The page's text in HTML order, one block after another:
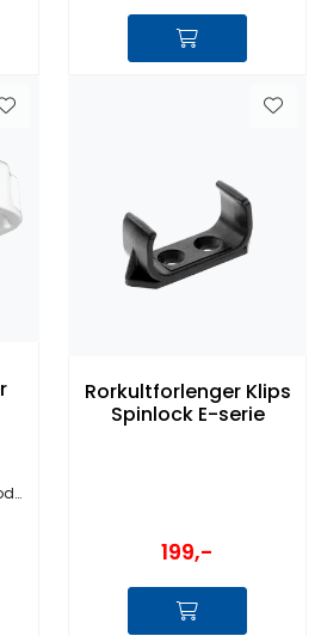
Rorkultforlenger Klips
Spinlock E-serie
199,-